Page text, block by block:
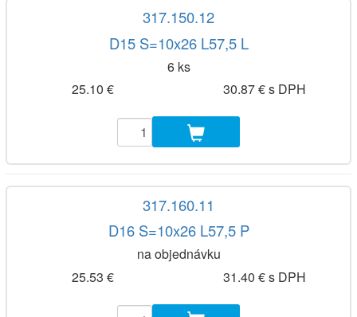
317.150.12
D15 S=10x26 L57,5 L
6 ks
25.10 €
30.87 € s DPH
317.160.11
D16 S=10x26 L57,5 P
na objednávku
25.53 €
31.40 € s DPH